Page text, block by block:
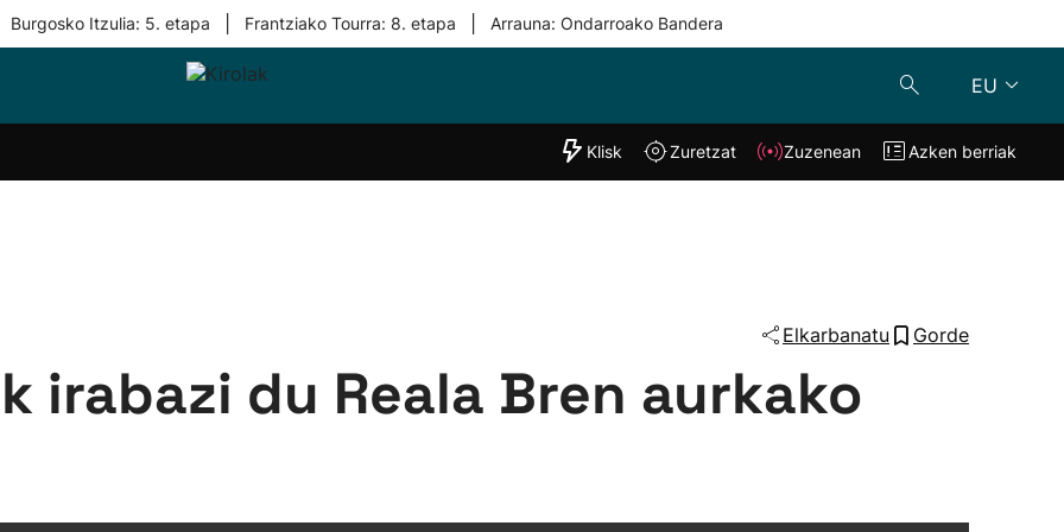
Burgosko Itzulia: 5. etapa Frantziako Tourra: 8. etapa Arrauna: Ondarroako Bandera
EU
Taldeak
"Helmuga"
Klisk Zuzenean
Klisk Zuretzat Zuzenean Azken berriak
Elkarbanatu Gorde
irabazi du Reala Bren aurkako